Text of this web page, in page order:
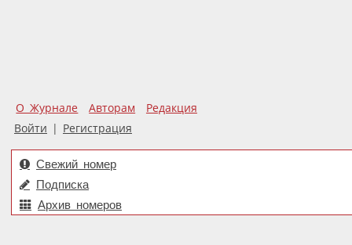
О Журнале Авторам
Редакция
Войти | Регистрация
Свежий номер
Подписка
Архив номеров